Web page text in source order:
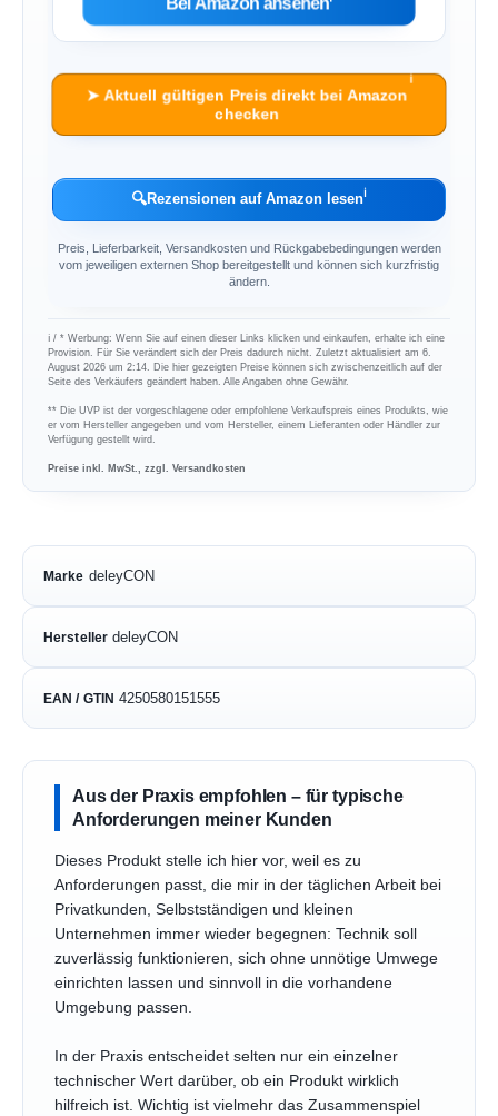
➤ Aktuell gültigen Preis direkt bei Amazon
checken
ℹ︎
🔍Rezensionen auf Amazon lesenℹ︎
Preis, Lieferbarkeit, Versandkosten und Rückgabebedingungen werden
vom jeweiligen externen Shop bereitgestellt und können sich kurzfristig
ändern.
ℹ︎ / * Werbung: Wenn Sie auf einen dieser Links klicken und einkaufen, erhalte ich eine
Provision. Für Sie verändert sich der Preis dadurch nicht. Zuletzt aktualisiert am 6.
August 2026 um 2:14. Die hier gezeigten Preise können sich zwischenzeitlich auf der
Seite des Verkäufers geändert haben. Alle Angaben ohne Gewähr.
** Die UVP ist der vorgeschlagene oder empfohlene Verkaufspreis eines Produkts, wie
er vom Hersteller angegeben und vom Hersteller, einem Lieferanten oder Händler zur
Verfügung gestellt wird.
Preise inkl. MwSt., zzgl. Versandkosten
Marke deleyCON
Hersteller deleyCON
EAN / GTIN 4250580151555
Aus der Praxis empfohlen – für typische
Anforderungen meiner Kunden
Dieses Produkt stelle ich hier vor, weil es zu
Anforderungen passt, die mir in der täglichen Arbeit bei
Privatkunden, Selbstständigen und kleinen
Unternehmen immer wieder begegnen: Technik soll
zuverlässig funktionieren, sich ohne unnötige Umwege
einrichten lassen und sinnvoll in die vorhandene
Umgebung passen.
In der Praxis entscheidet selten nur ein einzelner
technischer Wert darüber, ob ein Produkt wirklich
hilfreich ist. Wichtig ist vielmehr das Zusammenspiel